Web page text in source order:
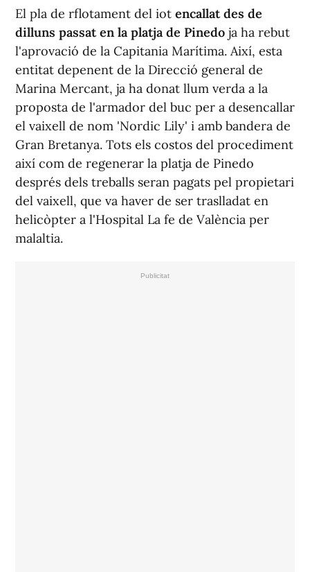
El pla de rflotament del iot encallat des de
dilluns passat en la platja de Pinedo ja ha rebut
l'aprovació de la Capitania Marítima. Així, esta
entitat depenent de la Direcció general de
Marina Mercant, ja ha donat llum verda a la
proposta de l'armador del buc per a desencallar
el vaixell de nom 'Nordic Lily' i amb bandera de
Gran Bretanya. Tots els costos del procediment
així com de regenerar la platja de Pinedo
després dels treballs seran pagats pel propietari
del vaixell, que va haver de ser traslladat en
helicòpter a l'Hospital La fe de València per
malaltia.